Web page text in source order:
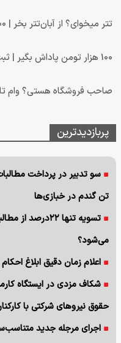
تتر میخوای؟ از آبان‌تتر بخر | 100 هزار تومان هم جایزه بگیر
100 هزار تومن پاداش بگیر | ثبت نام کن
صاحب فروشگاه هستی؟ وام تا ۳ میلیارد تومان بگیر
پربازدیدترین
سو تدبیر در پرداخت
تن گندم در خبازی‌ها
تسویه تنها
می‌شود؟
اعلام زمان دقیق ابلاغ
حقوق نیروهای شرکتی با
اجرای مرجله جدید